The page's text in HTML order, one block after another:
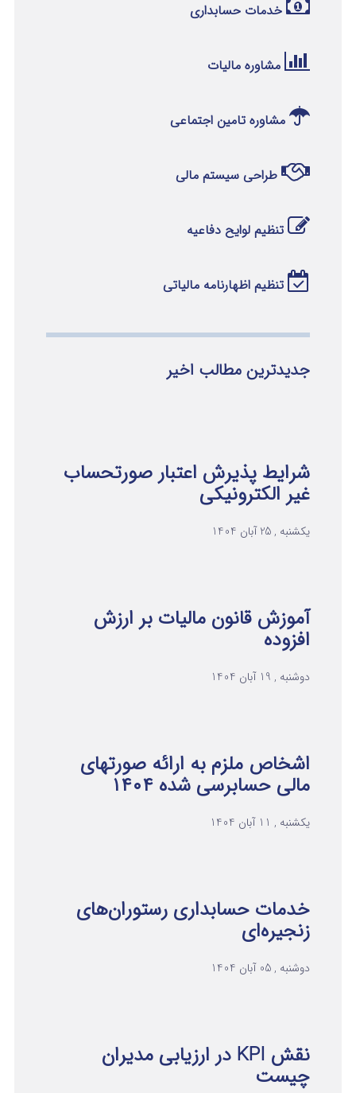
خدمات حسابداری
مشاوره مالیات
مشاوره تامین اجتماعی
طراحی سیستم مالی
تنظیم لوایح دفاعیه
تنظیم اظهارنامه مالیاتی
جدیدترین مطالب اخیر
شرایط پذیرش اعتبار صورتحساب
غیر الکترونیکی
یکشنبه , 25 آبان 1404
آموزش قانون مالیات بر ارزش
افزوده
دوشنبه , 19 آبان 1404
اشخاص ملزم به ارائه صورتهای
مالی حسابرسی شده ۱۴۰۴
یکشنبه , 11 آبان 1404
خدمات حسابداری رستوران‌های
زنجیره‌ای
دوشنبه , 05 آبان 1404
نقش KPI در ارزیابی مدیران
چیست